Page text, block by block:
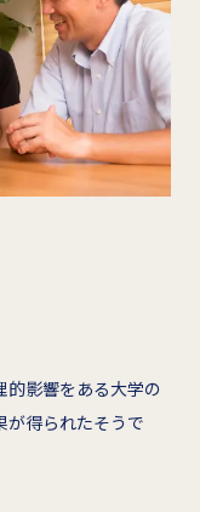
的影響をある大学の
が得られたそうで